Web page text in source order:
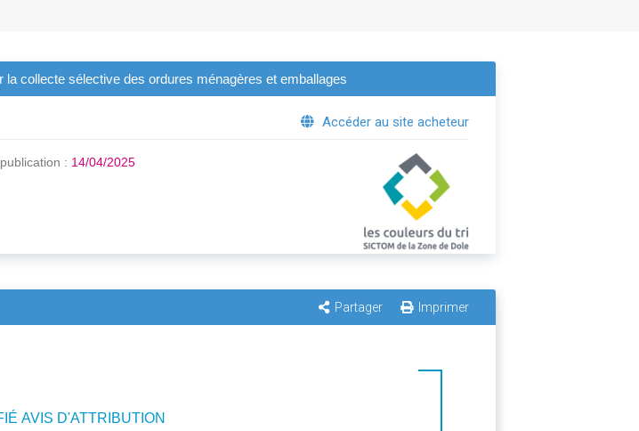
collecte sélective des ordures ménagères et emballages
Accéder au site acheteur
: 14/04/2025
Partager Imprimer
AVIS D'ATTRIBUTION